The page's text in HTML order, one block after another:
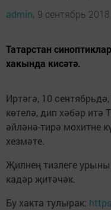
admin, 9 сентябрь
Татарстан
хакында кисәтә.
Иртәгә, 10
көтелә, дип хәбәр итә
әйләнә-тирә мохитне
хезмәте.
Җилнең тизлеге
кадәр җитәчәк.
Бу хакта тулырак: